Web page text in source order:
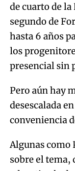
de cuarto de la
segundo de
hasta 6 años
los
presencial sin
Pero aún hay
desescalada
conveniencia
Algunas como
sobre el tema,